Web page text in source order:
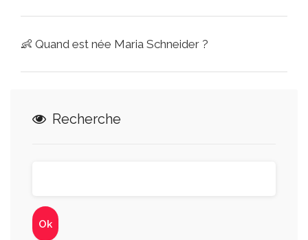
👶 Quand est née Maria Schneider ?
Recherche